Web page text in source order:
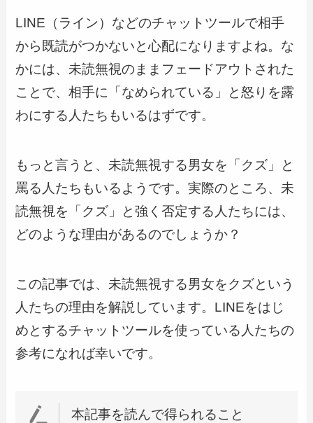
LINE（ライン）などのチャットツールで相手
から既読がつかないと心配になりますよね。な
かには、未読無視のままフェードアウトされた
ことで、相手に「なめられている」と怒りを露
わにする人たちもいるはずです。
もっと言うと、未読無視する男女を「クズ」と
罵る人たちもいるようです。実際のところ、未
読無視を「クズ」と強く否定する人たちには、
どのような理由があるのでしょうか？
この記事では、未読無視する男女をクズという
人たちの理由を解説しています。LINEをはじ
めとするチャットツールを使っている人たちの
参考になれば幸いです。
本記事を読んで得られること